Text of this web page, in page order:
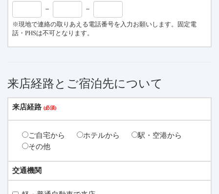
－ －
※現地で連絡の取りあえる電話番号を入力お願いします。固定電
話・PHSは不可となります。
来店経路とご宿泊先について
来店経路
ご自宅から ホテルから
駅・空港から
その他
交通機関